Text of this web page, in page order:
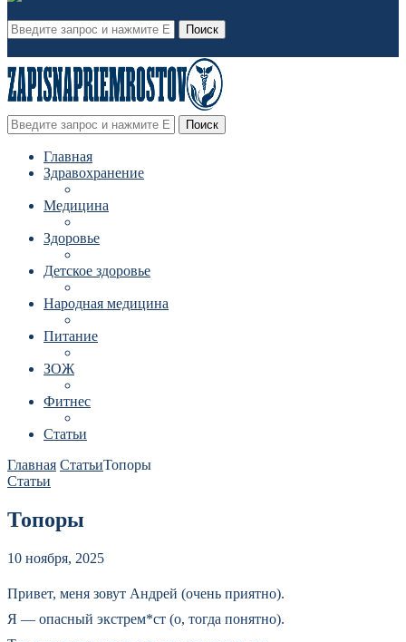
Поиск
Поиск
Главная
Здравохранение
Медицина
Здоровье
Детское здоровье
Народная медицина
Питание
ЗОЖ
Фитнес
Статьи
Главная СтатьиТопоры
Статьи
Топоры
10 ноября, 2025
Привет, меня зовут Андрей (очень приятно).
Я — опасный экстрем*ст (о, тогда понятно).